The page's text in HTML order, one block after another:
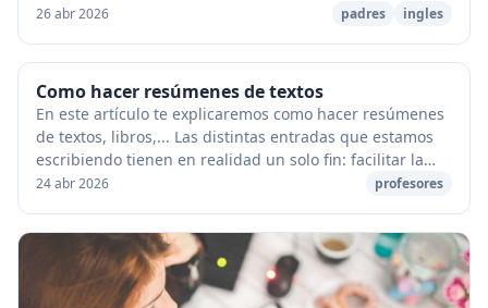
y que han traído beneficios par...
26 abr 2026 padres ingles
Como hacer resúmenes de textos
En este artículo te explicaremos como hacer resúmenes
de textos, libros,... Las distintas entradas que estamos
escribiendo tienen en realidad un solo fin: facilitar la
comprensión de un texto escrito ...
24 abr 2026 profesores